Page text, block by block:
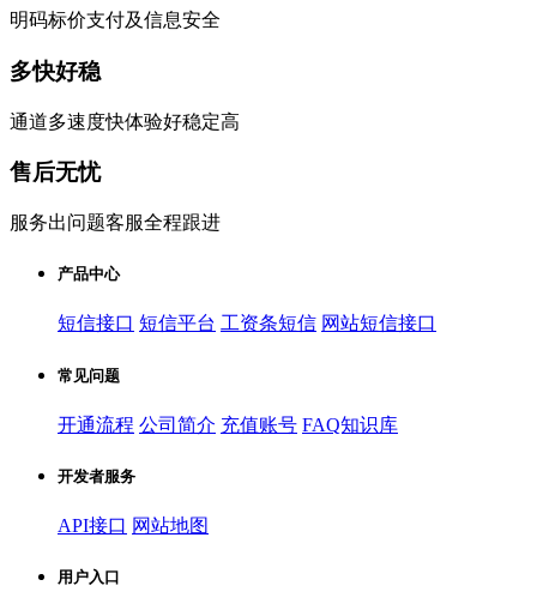
明码标价支付及信息安全
多快好稳
通道多速度快体验好稳定高
售后无忧
服务出问题客服全程跟进
产品中心
短信接口 短信平台 工资条短信 网站短信接口
常见问题
开通流程 公司简介 充值账号 FAQ知识库
开发者服务
API接口 网站地图
用户入口